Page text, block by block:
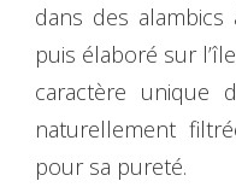
dans des
puis élaboré sur
caractère unique
naturellement
pour sa pureté.